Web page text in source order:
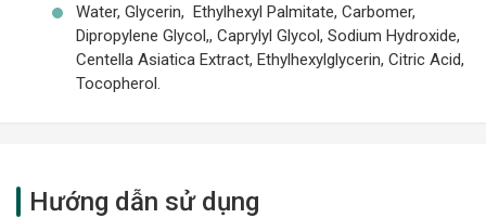
Water, Glycerin, Ethylhexyl Palmitate, Carbomer,
Dipropylene Glycol,, Caprylyl Glycol, Sodium Hydroxide,
Centella Asiatica Extract, Ethylhexylglycerin, Citric Acid,
Tocopherol.
Hướng dẫn sử dụng